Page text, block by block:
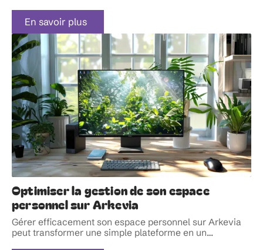
En savoir plus
Optimiser la gestion de son espace
personnel sur Arkevia
Gérer efficacement son espace personnel sur Arkevia
peut transformer une simple plateforme en un…